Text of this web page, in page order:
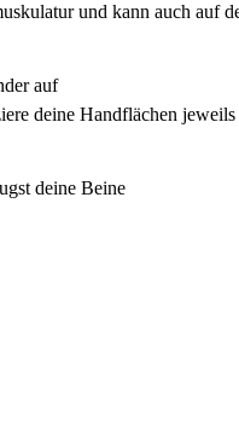
und kann auch auf
auf
deine Handflächen
deine Beine